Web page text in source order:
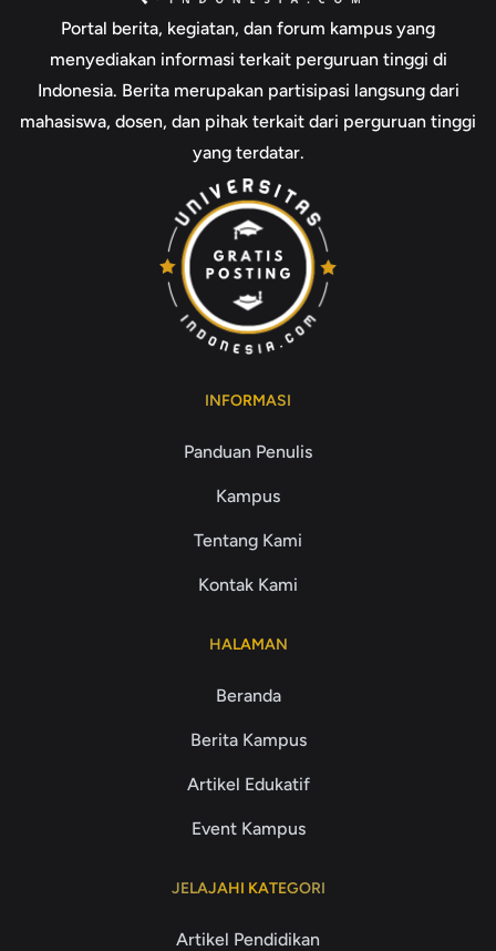
Portal berita, kegiatan, dan forum kampus yang
menyediakan informasi terkait perguruan tinggi di
Indonesia. Berita merupakan partisipasi langsung dari
mahasiswa, dosen, dan pihak terkait dari perguruan tinggi
yang terdatar.
INFORMASI
Panduan Penulis
Kampus
Tentang Kami
Kontak Kami
HALAMAN
Beranda
Berita Kampus
Artikel Edukatif
Event Kampus
JELAJAHI KATEGORI
Artikel Pendidikan